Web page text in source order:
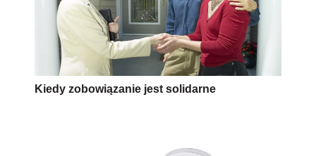
Kiedy zobowiązanie jest solidarne